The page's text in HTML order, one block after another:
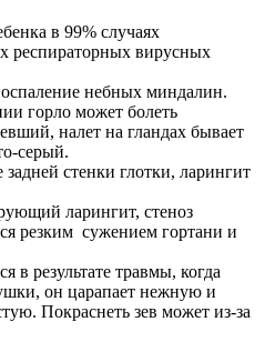
в 99% случаях
респираторных вирусных
небных миндалин.
горло может болеть
налет на гландах бывает
серый.
стенки глотки, ларингит
ларингит, стеноз
резким сужением гортани и
в результате травмы, когда
он царапает нежную и
Покраснеть зев может из-за